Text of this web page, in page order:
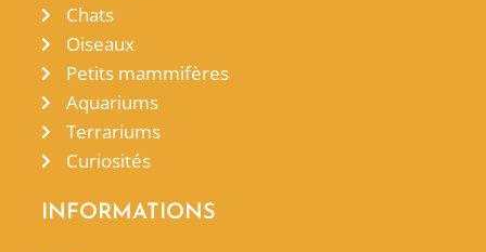
Chats
Oiseaux
Petits mammifères
Aquariums
Terrariums
Curiosités
INFORMATIONS